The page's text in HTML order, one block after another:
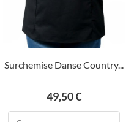
Surchemise Danse Country...
Prix
49,50 €